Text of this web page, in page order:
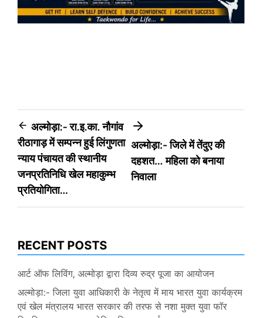
Post
navigation
अल्मोड़ा:- रा.इ.का. नौगांव
रीठागाड़ में सम्पन्न हुई लिंगुणता
न्याय पंचायत की स्थानीय
जनप्रतिनिधि खेल महाकुम्भ
प्रतियोगिता…
अल्मोड़ा:- जिले में तेंदुए की
दहशत… महिला को बनाया
निवाला
RECENT POSTS
आर्ट ऑफ लिविंग, अल्मोड़ा द्वारा दिव्य रुद्र पूजा का आयोजन
अल्मोड़ा:- जिला युवा आधिकारी के नेतृत्व में माय भारत युवा कार्यक्रम
एवं खेल मंत्रालय भारत सरकार की तरफ से नशा मुक्त युवा फॉर